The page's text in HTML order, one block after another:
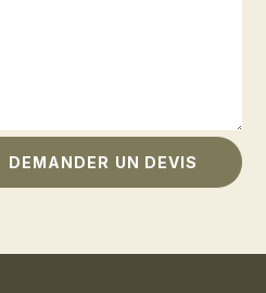
DEMANDER UN DEVIS